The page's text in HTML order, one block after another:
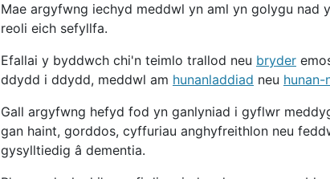
Mae argyfwng iechyd meddwl yn aml yn golygu
reoli eich sefyllfa.
Efallai y byddwch chi'n teimlo trallod neu bryder
ddydd i ddydd, meddwl am hunanladdiad neu hunan-
Gall argyfwng hefyd fod yn ganlyniad i gyflwr
gan haint, gorddos, cyffuriau anghyfreithlon neu
gysylltiedig â dementia.